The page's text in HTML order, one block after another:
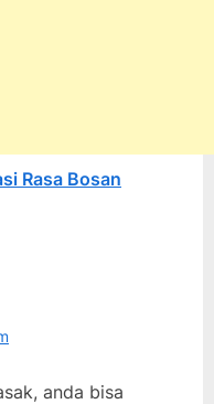
Rasa Bosan
anda bisa